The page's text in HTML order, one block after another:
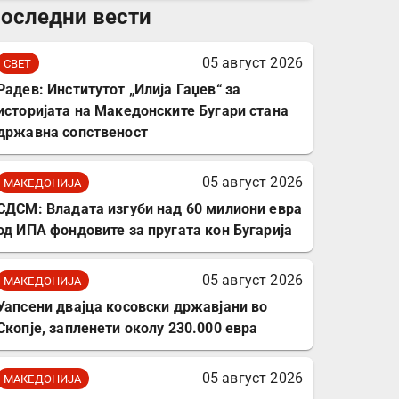
комплет за заштита на
вести
СВЕТ
05 август 2026
Институтот „Илија Гаџев“ за
на Македонските Бугари стана
сопственост
МАКЕДОНИЈА
05 август 2026
Владата изгуби над 60 милиони евра
ИПА фондовите за пругата кон Бугарија
МАКЕДОНИЈА
05 август 2026
двајца косовски државјани во
запленети околу 230.000 евра
МАКЕДОНИЈА
05 август 2026